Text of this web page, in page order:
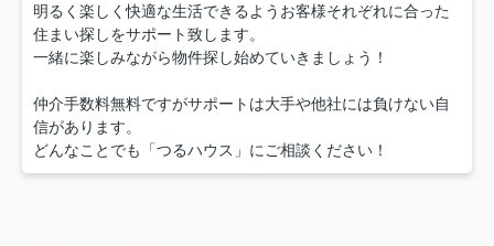
明るく楽しく快適な生活できるようお客様それぞれに合った
住まい探しをサポート致します。
一緒に楽しみながら物件探し始めていきましょう！
仲介手数料無料ですがサポートは大手や他社には負けない自
信があります。
どんなことでも「つるハウス」にご相談ください！